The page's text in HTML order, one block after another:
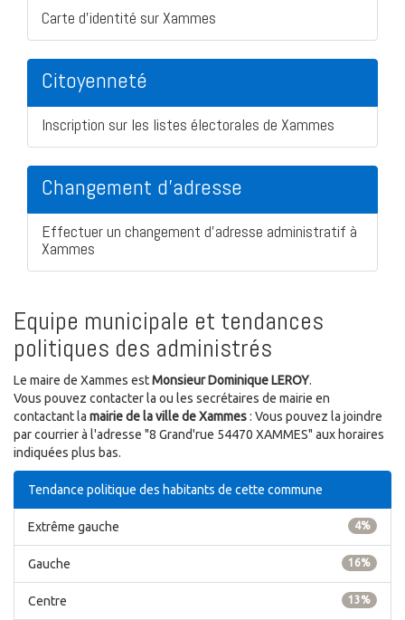
Carte d'identité sur Xammes
Citoyenneté
Inscription sur les listes électorales de Xammes
Changement d'adresse
Effectuer un changement d'adresse administratif à
Xammes
Equipe municipale et tendances
politiques des administrés
Le maire de Xammes estMonsieur Dominique LEROY.
Vous pouvez contacter la ou les secrétaires de mairie en
contactant la mairie de la ville de Xammes: Vous pouvez la joindre
par courrier à l'adresse "8 Grand'rue 54470 XAMMES" aux horaires
indiquées plus bas.
Tendance politique des habitants de cette commune
4%
Extrême gauche
16%
Gauche
13%
Centre